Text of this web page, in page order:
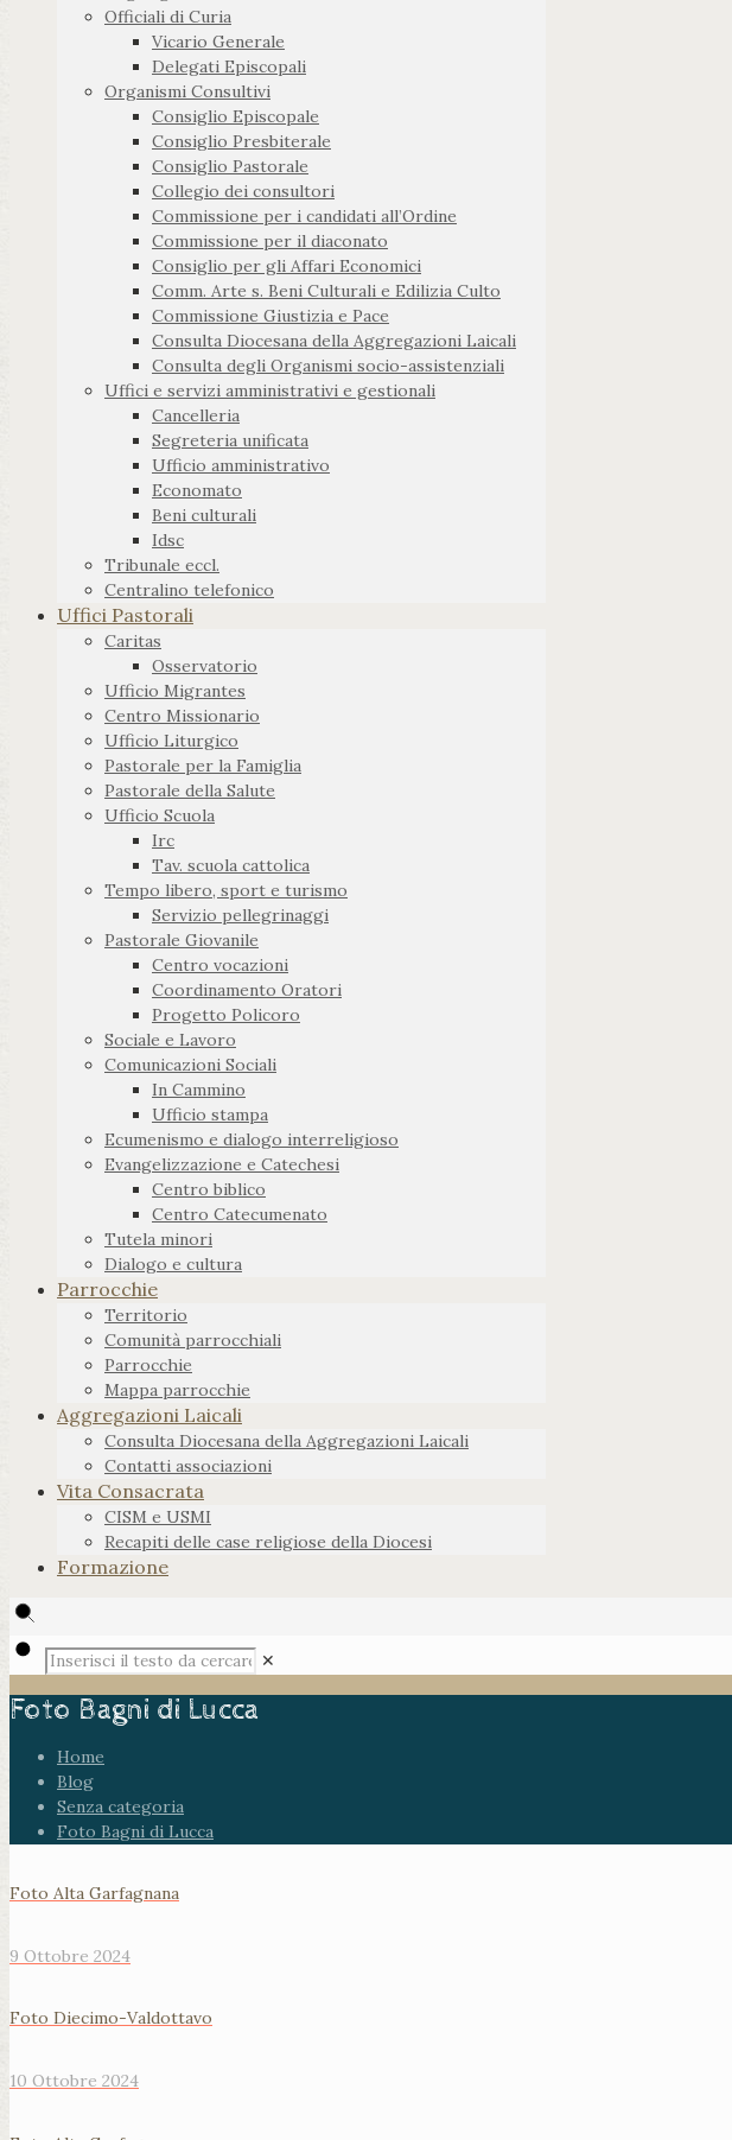
Officiali di Curia
Vicario Generale
Delegati Episcopali
Organismi Consultivi
Consiglio Episcopale
Consiglio Presbiterale
Consiglio Pastorale
Collegio dei consultori
Commissione per i candidati all’Ordine
Commissione per il diaconato
Consiglio per gli Affari Economici
Comm. Arte s. Beni Culturali e Edilizia Culto
Commissione Giustizia e Pace
Consulta Diocesana della Aggregazioni Laicali
Consulta degli Organismi socio-assistenziali
Uffici e servizi amministrativi e gestionali
Cancelleria
Segreteria unificata
Ufficio amministrativo
Economato
Beni culturali
Idsc
Tribunale eccl.
Centralino telefonico
Uffici Pastorali
Caritas
Osservatorio
Ufficio Migrantes
Centro Missionario
Ufficio Liturgico
Pastorale per la Famiglia
Pastorale della Salute
Ufficio Scuola
Irc
Tav. scuola cattolica
Tempo libero, sport e turismo
Servizio pellegrinaggi
Pastorale Giovanile
Centro vocazioni
Coordinamento Oratori
Progetto Policoro
Sociale e Lavoro
Comunicazioni Sociali
In Cammino
Ufficio stampa
Ecumenismo e dialogo interreligioso
Evangelizzazione e Catechesi
Centro biblico
Centro Catecumenato
Tutela minori
Dialogo e cultura
Parrocchie
Territorio
Comunità parrocchiali
Parrocchie
Mappa parrocchie
Aggregazioni Laicali
Consulta Diocesana della Aggregazioni Laicali
Contatti associazioni
Vita Consacrata
CISM e USMI
Recapiti delle case religiose della Diocesi
Formazione
✕
Foto Bagni di Lucca
Home
Blog
Senza categoria
Foto Bagni di Lucca
Foto Alta Garfagnana
9 Ottobre 2024
Foto Diecimo-Valdottavo
10 Ottobre 2024